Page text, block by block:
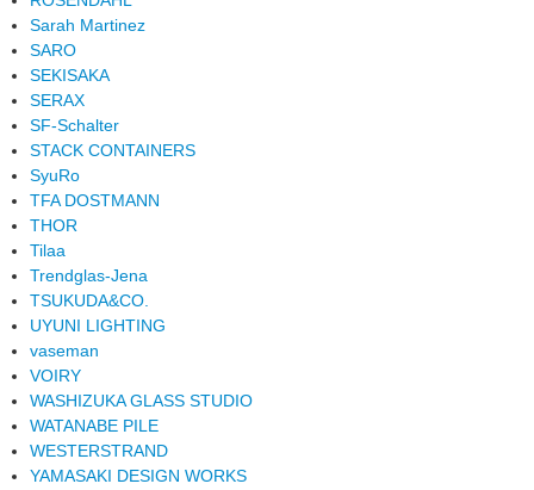
Sarah Martinez
SARO
SEKISAKA
SERAX
SF-Schalter
STACK CONTAINERS
SyuRo
TFA DOSTMANN
THOR
Tilaa
Trendglas-Jena
TSUKUDA&CO.
UYUNI LIGHTING
vaseman
VOIRY
WASHIZUKA GLASS STUDIO
WATANABE PILE
WESTERSTRAND
YAMASAKI DESIGN WORKS